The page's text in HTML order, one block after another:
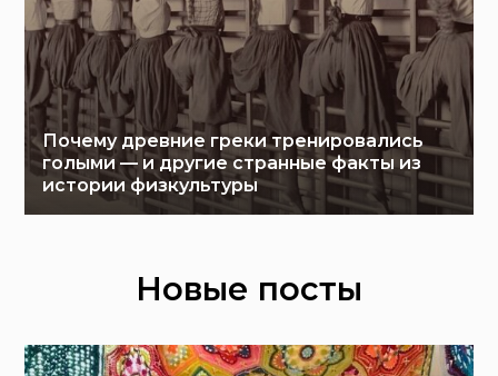
Почему древние греки тренировались
голыми — и другие странные факты из
истории физкультуры
Новые посты